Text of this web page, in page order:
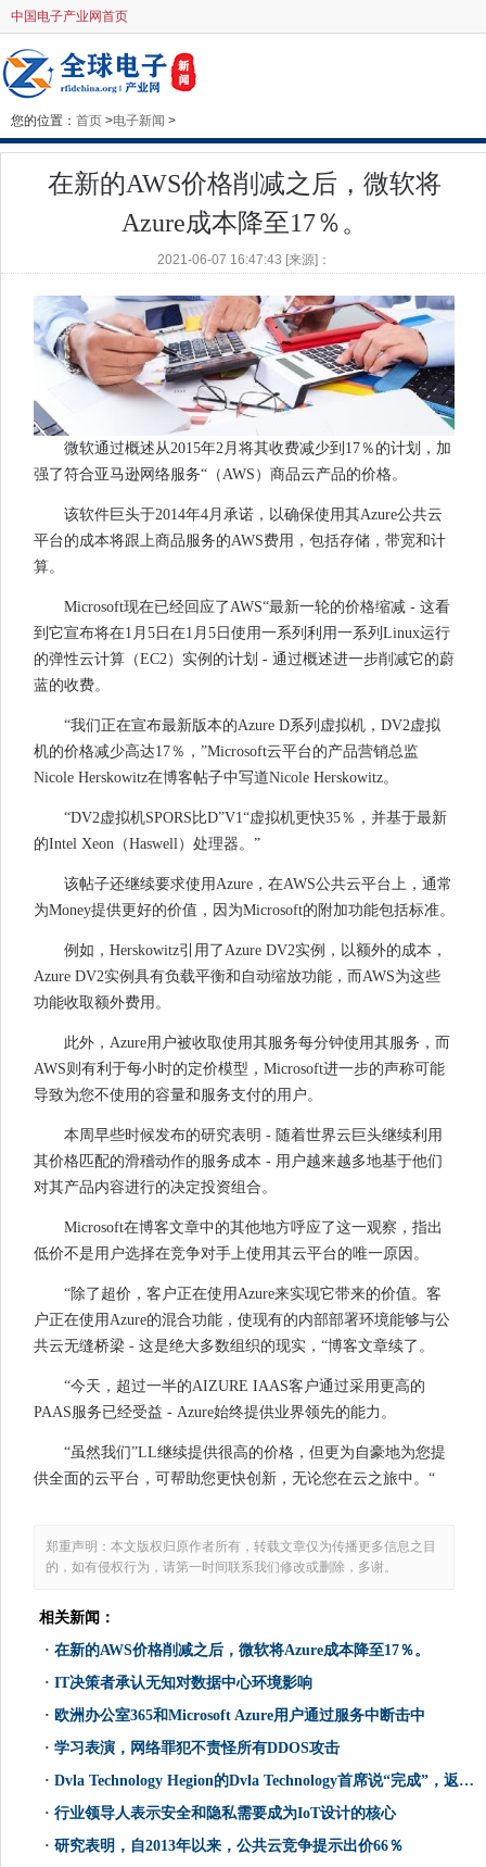
中国电子产业网首页
您的位置： 首页 >电子新闻 >
在新的AWS价格削减之后，微软将
Azure成本降至17％。
2021-06-07 16:47:43 [来源]：
微软通过概述从2015年2月将其收费减少到17％的计划，加
强了符合亚马逊网络服务“（AWS）商品云产品的价格。
该软件巨头于2014年4月承诺，以确保使用其Azure公共云
平台的成本将跟上商品服务的AWS费用，包括存储，带宽和计
算。
Microsoft现在已经回应了AWS“最新一轮的价格缩减 - 这看
到它宣布将在1月5日在1月5日使用一系列利用一系列Linux运行
的弹性云计算（EC2）实例的计划 - 通过概述进一步削减它的蔚
蓝的收费。
“我们正在宣布最新版本的Azure D系列虚拟机，DV2虚拟
机的价格减少高达17％，”Microsoft云平台的产品营销总监
Nicole Herskowitz在博客帖子中写道Nicole Herskowitz。
“DV2虚拟机SPORS比D”V1“虚拟机更快35％，并基于最新
的Intel Xeon（Haswell）处理器。”
该帖子还继续要求使用Azure，在AWS公共云平台上，通常
为Money提供更好的价值，因为Microsoft的附加功能包括标准。
例如，Herskowitz引用了Azure DV2实例，以额外的成本，
Azure DV2实例具有负载平衡和自动缩放功能，而AWS为这些
功能收取额外费用。
此外，Azure用户被收取使用其服务每分钟使用其服务，而
AWS则有利于每小时的定价模型，Microsoft进一步的声称可能
导致为您不使用的容量和服务支付的用户。
本周早些时候发布的研究表明 - 随着世界云巨头继续利用
其价格匹配的滑稽动作的服务成本 - 用户越来越多地基于他们
对其产品内容进行的决定投资组合。
Microsoft在博客文章中的其他地方呼应了这一观察，指出
低价不是用户选择在竞争对手上使用其云平台的唯一原因。
“除了超价，客户正在使用Azure来实现它带来的价值。客
户正在使用Azure的混合功能，使现有的内部部署环境能够与公
共云无缝桥梁 - 这是绝大多数组织的现实，“博客文章续了。
“今天，超过一半的AIZURE IAAS客户通过采用更高的
PAAS服务已经受益 - Azure始终提供业界领先的能力。
“虽然我们”LL继续提供很高的价格，但更为自豪地为您提
供全面的云平台，可帮助您更快创新，无论您在云之旅中。“
郑重声明：本文版权归原作者所有，转载文章仅为传播更多信息之目
的，如有侵权行为，请第一时间联系我们修改或删除，多谢。
相关新闻：
· 在新的AWS价格削减之后，微软将Azure成本降至17％。
· IT决策者承认无知对数据中心环境影响
· 欧洲办公室365和Microsoft Azure用户通过服务中断击中
· 学习表演，网络罪犯不责怪所有DDOS攻击
· Dvla Technology Hegion的Dvla Technology首席说“完成”，返回中心
· 行业领导人表示安全和隐私需要成为IoT设计的核心
· 研究表明，自2013年以来，公共云竞争提示出价66％